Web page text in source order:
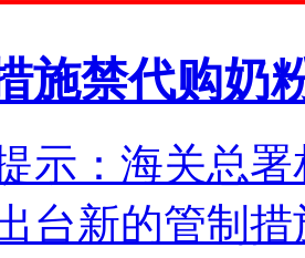
施禁代购奶
：海关总署
台新的管制